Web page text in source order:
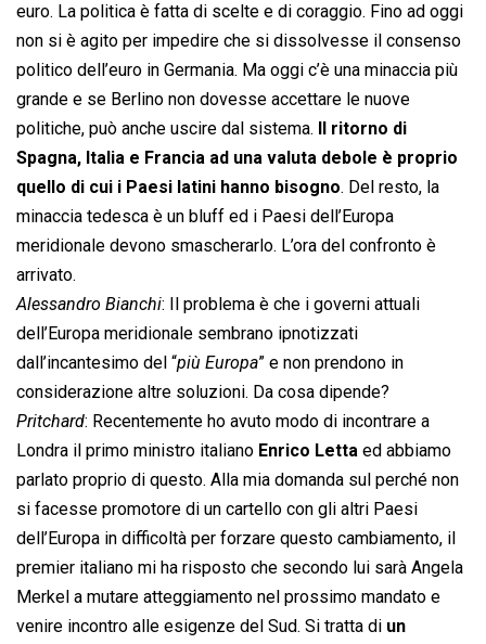
euro. La politica è fatta di scelte e di coraggio. Fino ad oggi
non si è agito per impedire che si dissolvesse il consenso
politico dell’euro in Germania. Ma oggi c’è una minaccia più
grande e se Berlino non dovesse accettare le nuove
politiche, può anche uscire dal sistema. Il ritorno di
Spagna, Italia e Francia ad una valuta debole è proprio
quello di cui i Paesi latini hanno bisogno. Del resto, la
minaccia tedesca è un bluff ed i Paesi dell’Europa
meridionale devono smascherarlo. L’ora del confronto è
arrivato.
Alessandro Bianchi: Il problema è che i governi attuali
dell’Europa meridionale sembrano ipnotizzati
dall’incantesimo del “più Europa” e non prendono in
considerazione altre soluzioni. Da cosa dipende?
Pritchard: Recentemente ho avuto modo di incontrare a
Londra il primo ministro italiano Enrico Letta ed abbiamo
parlato proprio di questo. Alla mia domanda sul perché non
si facesse promotore di un cartello con gli altri Paesi
dell’Europa in difficoltà per forzare questo cambiamento, il
premier italiano mi ha risposto che secondo lui sarà Angela
Merkel a mutare atteggiamento nel prossimo mandato e
venire incontro alle esigenze del Sud. Si tratta di un